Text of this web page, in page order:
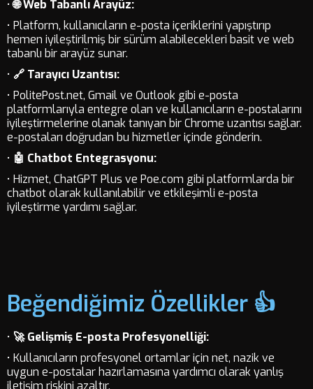
•🌐 Web Tabanlı Arayüz:
• Platform, kullanıcıların e-posta içeriklerini yapıştırıp
hemen iyileştirilmiş bir sürüm alabilecekleri basit ve web
tabanlı bir arayüz sunar.
• 🔗 Tarayıcı Uzantısı:
• PolitePost.net, Gmail ve Outlook gibi e-posta
platformlarıyla entegre olan ve kullanıcıların e-postalarını
iyileştirmelerine olanak tanıyan bir Chrome uzantısı sağlar.
e-postaları doğrudan bu hizmetler içinde gönderin.
• 🤖 Chatbot Entegrasyonu:
• Hizmet, ChatGPT Plus ve Poe.com gibi platformlarda bir
chatbot olarak kullanılabilir ve etkileşimli e-posta
iyileştirme yardımı sağlar.
Beğendiğimiz Özellikler 👍
• 🚀 Gelişmiş E-posta Profesyonelliği:
• Kullanıcıların profesyonel ortamlar için net, nazik ve
uygun e-postalar hazırlamasına yardımcı olarak yanlış
iletişim riskini azaltır.